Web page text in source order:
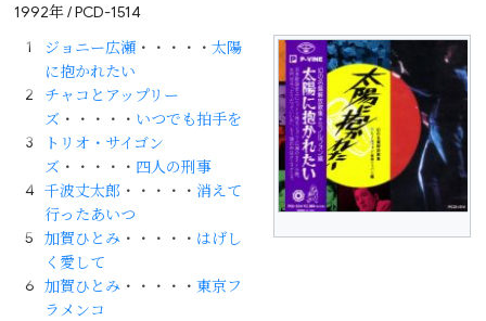
1992年 / PCD-1514
ジョニー広瀬 ・・・・・太陽
に抱かれたい
チャコとアップリー
ズ ・・・・・ いつでも拍手を
トリオ・サイゴン
ズ ・・・・・ 四人の刑事
千波丈太郎 ・・・・・ 消えて
行ったあいつ
加賀ひとみ ・・・・・ はげし
く愛して
加賀ひとみ ・・・・・東京フ
ラメンコ